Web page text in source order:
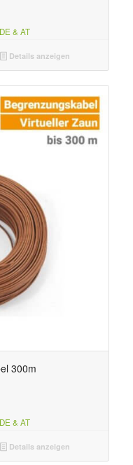
& AT
Details anzeigen
300m
& AT
Details anzeigen